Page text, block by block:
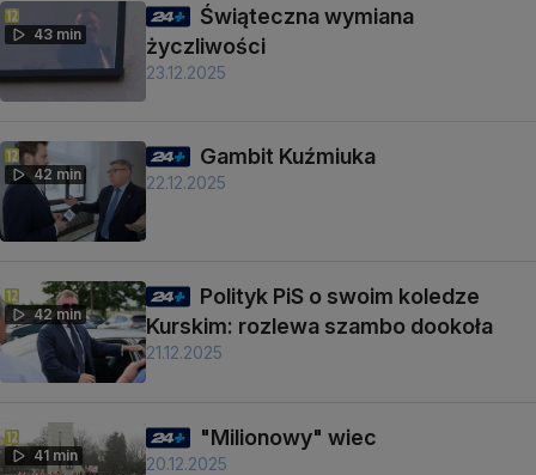
43 min
Świąteczna wymiana
życzliwości
23.12.2025
42 min
Gambit Kuźmiuka
22.12.2025
42 min
Polityk PiS o swoim koledze
Kurskim: rozlewa szambo dookoła
21.12.2025
41 min
"Milionowy" wiec
20.12.2025